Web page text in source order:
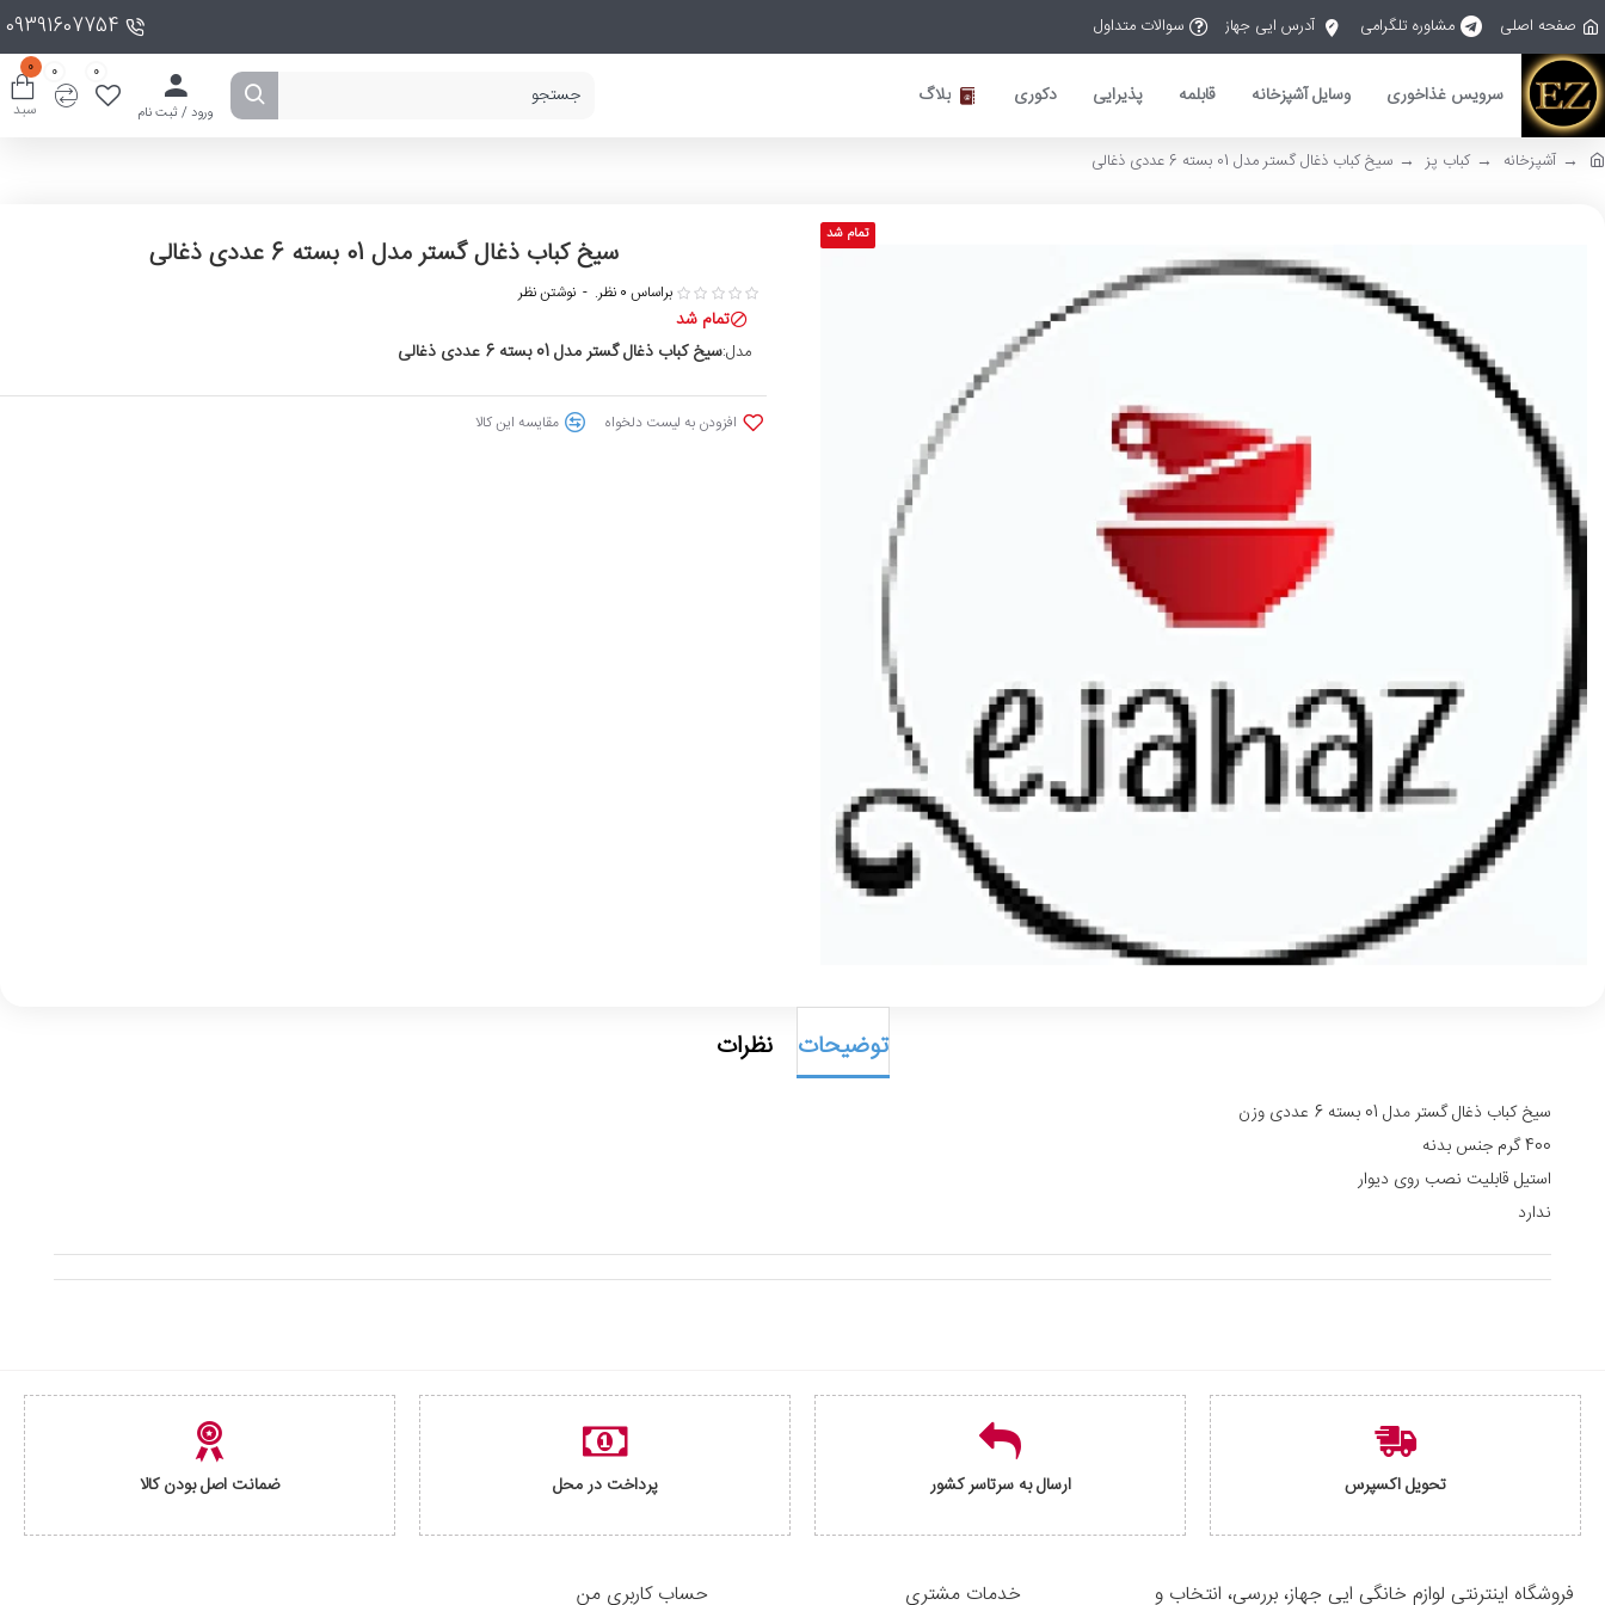
صفحه اصلی مشاوره تلگرامی آدرس ایی جهاز سوالات متداول 09391607754
سرویس غذاخوری وسایل آشپزخانه قابلمه پذیرایی دکوری بلاگ
ورود / ثبت نام
0
0
سبد
0
آشپزخانه کباب پز سیخ کباب ذغال گستر مدل 01 بسته 6 عددی ذغالی
تمام شد سیخ کباب ذغال گستر مدل 01 بسته 6 عددی ذغالی
تمام شد
مدل:سیخ کباب ذغال گستر مدل 01 بسته 6 عددی ذغالی
براساس 0 نظر. - نوشتن نظر
افزودن به لیست دلخواه مقایسه این کالا
توضیحات نظرات
سیخ کباب ذغال گستر مدل 01 بسته 6 عددی وزن
400 گرم جنس بدنه
استیل قابلیت نصب روی دیوار
ندارد
تحویل اکسپرس ارسال به سرتاسر کشور پرداخت در محل ضمانت اصل بودن کالا
فروشگاه اینترنتی لوازم خانگی ایی جهاز، بررسی، انتخاب و خدمات مشتری حساب کاربری من